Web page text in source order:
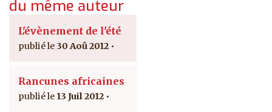
du même auteur
L'évènement de l'été
30 Aoû 2012
Rancunes africaines
13 Juil 2012